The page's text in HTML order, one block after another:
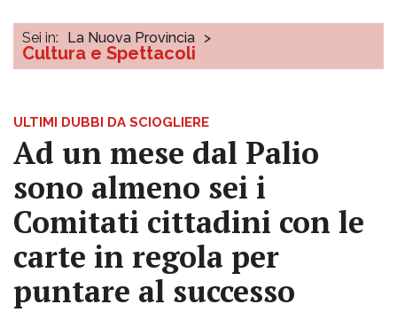
Sei in: La Nuova Provincia >
Cultura e Spettacoli
ULTIMI DUBBI DA SCIOGLIERE
Ad un mese dal Palio
sono almeno sei i
Comitati cittadini con le
carte in regola per
puntare al successo